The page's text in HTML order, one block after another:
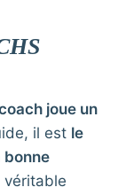
joue un
il est le
bonne